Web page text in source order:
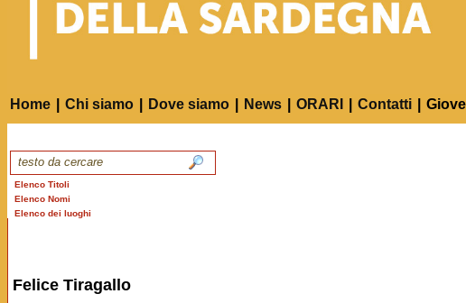
Home Chi siamo Dove siamo News ORARI Contatti
Elenco Titoli
Elenco Nomi
Elenco dei luoghi
Felice Tiragallo